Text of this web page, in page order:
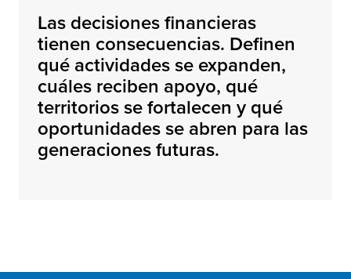
Las decisiones financieras
tienen consecuencias. Definen
qué actividades se expanden,
cuáles reciben apoyo, qué
territorios se fortalecen y qué
oportunidades se abren para las
generaciones futuras.